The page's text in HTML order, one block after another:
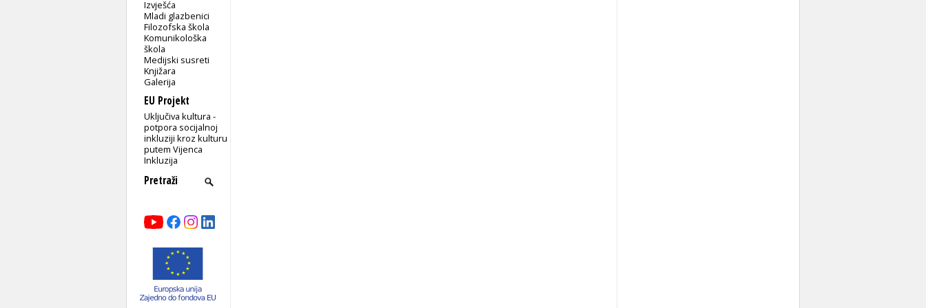
Izvješća
Mladi glazbenici
Filozofska škola
Komunikološka
škola
Medijski susreti
Knjižara
Galerija
EU Projekt
Uključiva kultura -
potpora socijalnoj
inkluziji kroz kulturu
putem Vijenca
Inkluzija